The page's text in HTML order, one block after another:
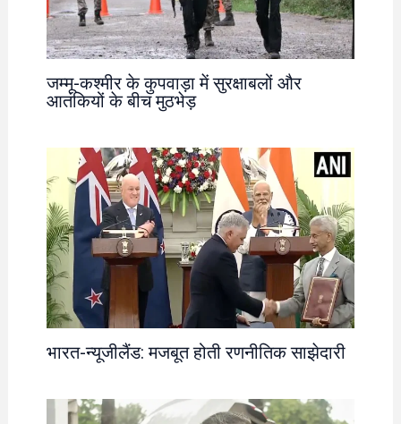
जम्मू-कश्मीर के कुपवाड़ा में सुरक्षाबलों और
आतंकियों के बीच मुठभेड़
भारत-न्यूजीलैंड: मजबूत होती रणनीतिक साझेदारी